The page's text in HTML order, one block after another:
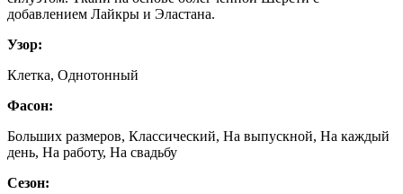
добавлением Лайкры и Эластана.
Узор:
Клетка, Однотонный
Фасон:
Больших размеров, Классический, На выпускной, На каждый
день, На работу, На свадьбу
Сезон: